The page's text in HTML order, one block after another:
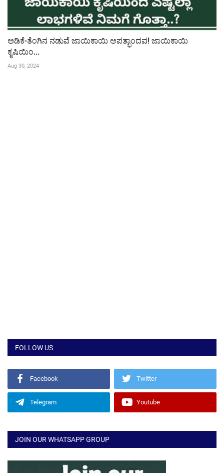
ಅಡಿಕೆ-ತೆಂಗಿನ ನಡುವೆ ಜಾಯಿಕಾಯಿ ಆಪತ್ಭಾಂದವ! ಜಾಯಿಕಾಯಿ
ಕೃಷಿಯಿಂ...
Aug 30, 2024
FOLLOW US
Facebook Twitter
Telegram Youtube
JOIN OUR WHATSAPP GROUP